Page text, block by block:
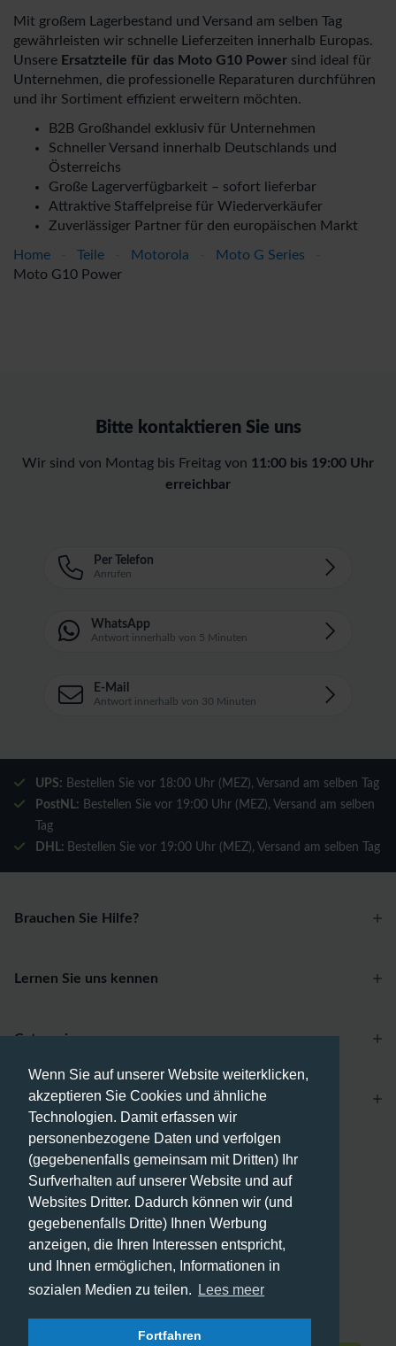
Wenn Sie auf unserer Website weiterklicken,
akzeptieren Sie Cookies und ähnliche
Technologien. Damit erfassen wir
personenbezogene Daten und verfolgen
(gegebenenfalls gemeinsam mit Dritten) Ihr
Surfverhalten auf unserer Website und auf
Websites Dritter. Dadurch können wir (und
gegebenenfalls Dritte) Ihnen Werbung
anzeigen, die Ihren Interessen entspricht,
und Ihnen ermöglichen, Informationen in
sozialen Medien zu teilen.
Lees meer
Fortfahren
Mit großem Lagerbestand und Versand am selben Tag
gewährleisten wir schnelle Lieferzeiten innerhalb Europas.
Unsere Ersatzteile für das Moto G10 Power sind ideal für
Unternehmen, die professionelle Reparaturen durchführen
und ihr Sortiment effizient erweitern möchten.
B2B Großhandel exklusiv für Unternehmen
Schneller Versand innerhalb Deutschlands und
Österreichs
Große Lagerverfügbarkeit – sofort lieferbar
Attraktive Staffelpreise für Wiederverkäufer
Zuverlässiger Partner für den europäischen Markt
Home Teile Motorola Moto G Series
Moto G10 Power
Bitte kontaktieren Sie uns
Wir sind von Montag bis Freitag von 11:00 bis 19:00 Uhr
erreichbar
Per Telefon
Anrufen
WhatsApp
Antwort innerhalb von 5 Minuten
E-Mail
Antwort innerhalb von 30 Minuten
UPS: Bestellen Sie vor 18:00 Uhr (MEZ), Versand am selben Tag
PostNL: Bestellen Sie vor 19:00 Uhr (MEZ), Versand am selben
Tag
DHL: Bestellen Sie vor 19:00 Uhr (MEZ), Versand am selben Tag
Brauchen Sie Hilfe?
Lernen Sie uns kennen
Zahlungsmethoden
Versandmethoden
Categories
Account